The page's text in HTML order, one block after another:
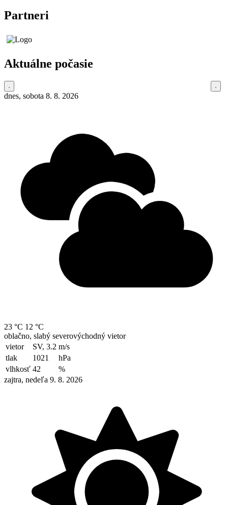
Partneri
Aktuálne počasie
dnes, sobota 8. 8. 2026
23 °C 12 °C
oblačno, slabý severovýchodný vietor
vietor
SV, 3.2 m/s
tlak
1021
hPa
vlhkosť 42
%
zajtra, nedeľa 9. 8. 2026